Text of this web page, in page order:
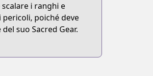
i ranghi e
poiché deve
suo Sacred Gear.